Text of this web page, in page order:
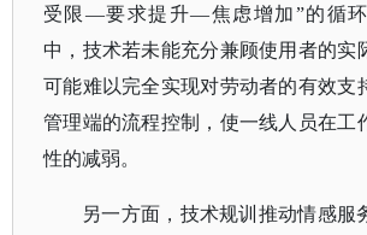
受限—要求提升—焦虑增加”的循
中，技术若未能充分兼顾使用者的实
可能难以完全实现对劳动者的有效支
管理端的流程控制，使一线人员在工
性的减弱。
另一方面，技术规训推动情感服